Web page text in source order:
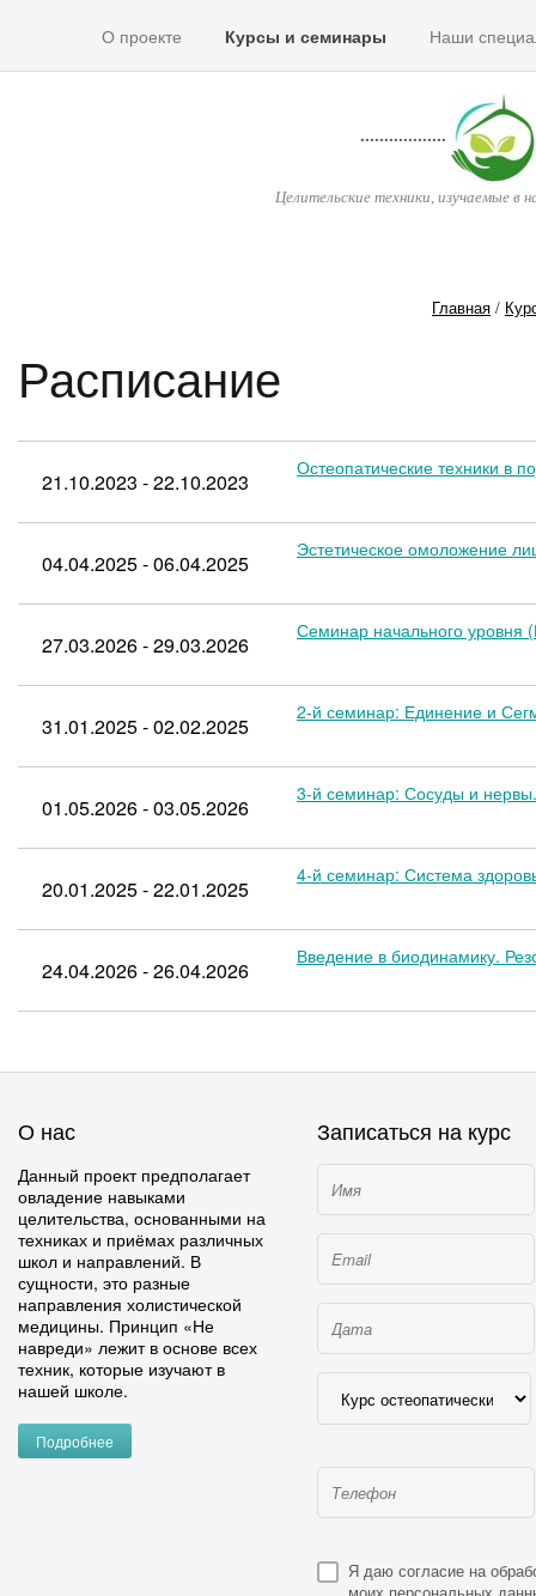
О проекте Курсы и семинары Наши
..................
Целительские техники, изучаемые в
Главная /
Расписание
21.10.2023 - 22.10.2023
Остеопатические техники в
04.04.2025 - 06.04.2025
Эстетическое омоложение
27.03.2026 - 29.03.2026
Семинар начального уровня
31.01.2025 - 02.02.2025
2-й семинар: Единение и
01.05.2026 - 03.05.2026
3-й семинар: Сосуды и
20.01.2025 - 22.01.2025
4-й семинар: Система
24.04.2026 - 26.04.2026
Введение в биодинамику.
О нас
Данный проект предполагает
овладение навыками
целительства, основанными на
техниках и приёмах различных
школ и направлений. В
сущности, это разные
направления холистической
медицины. Принцип «Не
навреди» лежит в основе всех
техник, которые изучают в
нашей школе.
Подробнее
Записаться на курс
Я даю согласие на